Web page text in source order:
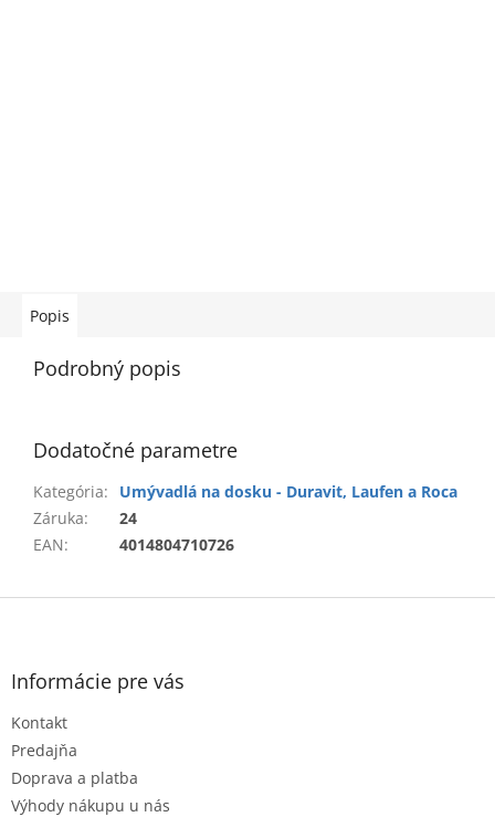
Popis
Podrobný popis
Dodatočné parametre
Kategória:
Umývadlá na dosku - Duravit, Laufen a Roca
Záruka:
24
EAN: 4014804710726
Z
Informácie pre vás
Kontakt
Predajňa
Doprava a platba
Výhody nákupu u nás